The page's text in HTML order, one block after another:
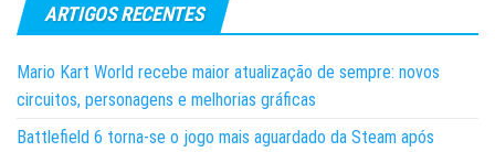
ARTIGOS RECENTES
Mario Kart World recebe maior atualização de sempre: novos
circuitos, personagens e melhorias gráficas
Battlefield 6 torna-se o jogo mais aguardado da Steam após